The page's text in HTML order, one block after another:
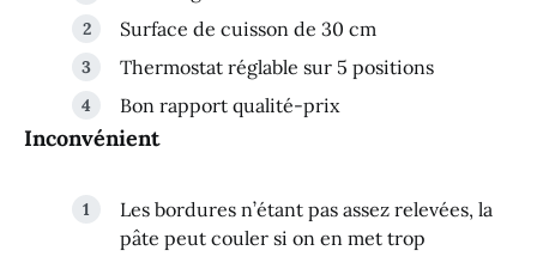
Surface de cuisson de 30 cm
Thermostat réglable sur 5 positions
Bon rapport qualité-prix
Inconvénient
Les bordures n’étant pas assez relevées, la
pâte peut couler si on en met trop